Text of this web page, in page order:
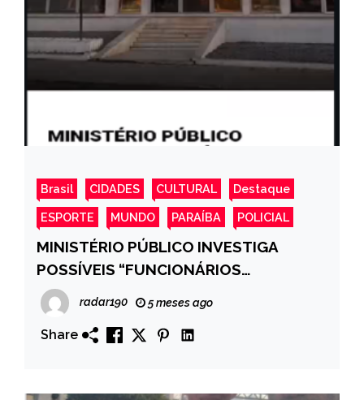
Brasil CIDADES CULTURAL Destaque
ESPORTE MUNDO PARAÍBA POLICIAL
MINISTÉRIO PÚBLICO INVESTIGA
POSSÍVEIS “FUNCIONÁRIOS
FANTASMAS” NA PREFEITURA DE SÃO
JOSÉ DE PIRANHAS
radar190 5 meses ago
Share